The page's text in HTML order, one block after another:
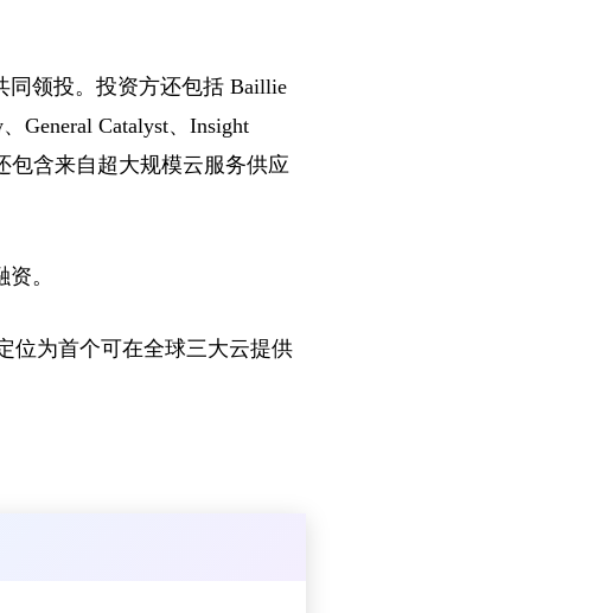
同领投。投资方还包括 Baillie
General Catalyst、Insight
包含来自超大规模云服务供应
。
位为首个可在全球三大云提供